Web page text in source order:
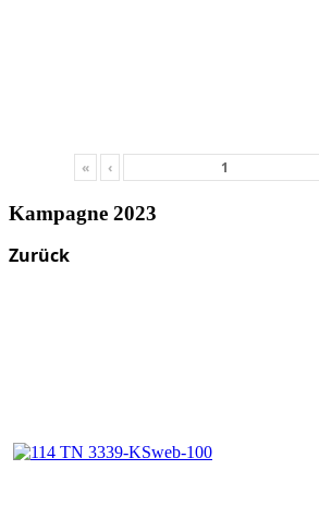
« ‹
Kampagne 2023
Zurück